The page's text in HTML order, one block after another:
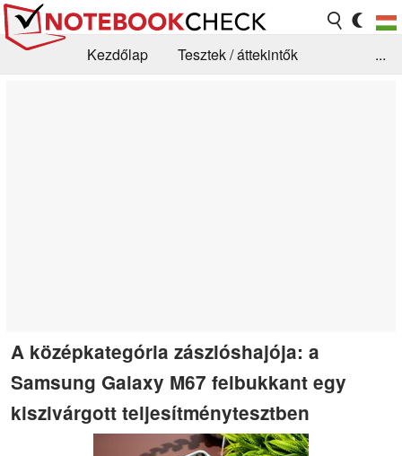
Kezdőlap
Tesztek / áttekintők
...
A középkategória zászlóshajója: a
Samsung Galaxy M67 felbukkant egy
kiszivárgott teljesítménytesztben